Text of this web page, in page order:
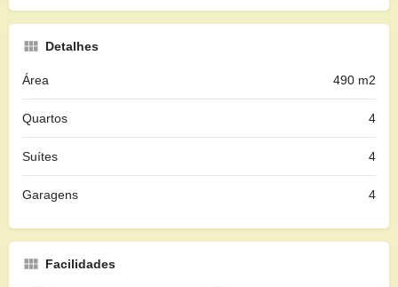
Detalhes
Área 490 m2
Quartos 4
Suítes 4
Garagens 4
Facilidades